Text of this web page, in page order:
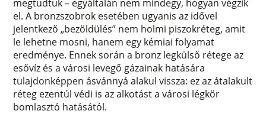
megtudtuk – egyáltalán nem mindegy, hogyan végzik
el. A bronzszobrok esetében ugyanis az idővel
jelentkező „bezöldülés” nem holmi piszokréteg, amit
le lehetne mosni, hanem egy kémiai folyamat
eredménye. Ennek során a bronz legkülső rétege az
esővíz és a városi levegő gázainak hatására
tulajdonképpen ásvánnyá alakul vissza: ez az átalakult
réteg ezentúl védi is az alkotást a városi légkör
bomlasztó hatásától.